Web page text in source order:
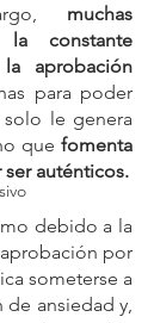
muchas
constante
aprobación
para poder
le genera
que fomenta
auténticos.
debido a la
por
someterse a
de ansiedad y,